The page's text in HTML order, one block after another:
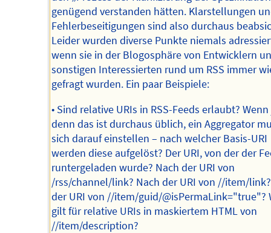
genügend verstanden hätten. Klarstellungen
Fehlerbeseitigungen sind also durchaus
Leider wurden diverse Punkte niemals
wenn sie in der Blogosphäre von Entwicklern
sonstigen Interessierten rund um RSS immer
gefragt wurden. Ein paar Beispiele:
• Sind relative URIs in RSS-Feeds erlaubt? Wenn
denn das ist durchaus üblich, ein Aggregator
sich darauf einstellen – nach welcher Basis-URI
werden diese aufgelöst? Der URI, von der der
runtergeladen wurde? Nach der URI von
/rss/channel/link? Nach der URI von //item/
der URI von //item/guid/@isPermaLink="true"?
gilt für relative URIs in maskiertem HTML von
//item/description?